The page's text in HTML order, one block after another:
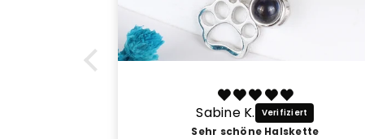
Sabine K.
Sehr schöne Halskette